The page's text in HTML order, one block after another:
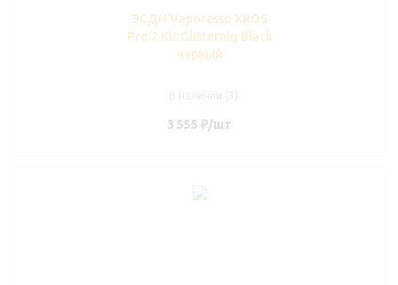
ЭСДН Vaporesso XROS
Pro 2 Kit Glitternig Black
черный
3 555 ₽/шт